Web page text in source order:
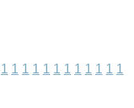
1 1 1 1 1 1 1 1 1 1 1 1